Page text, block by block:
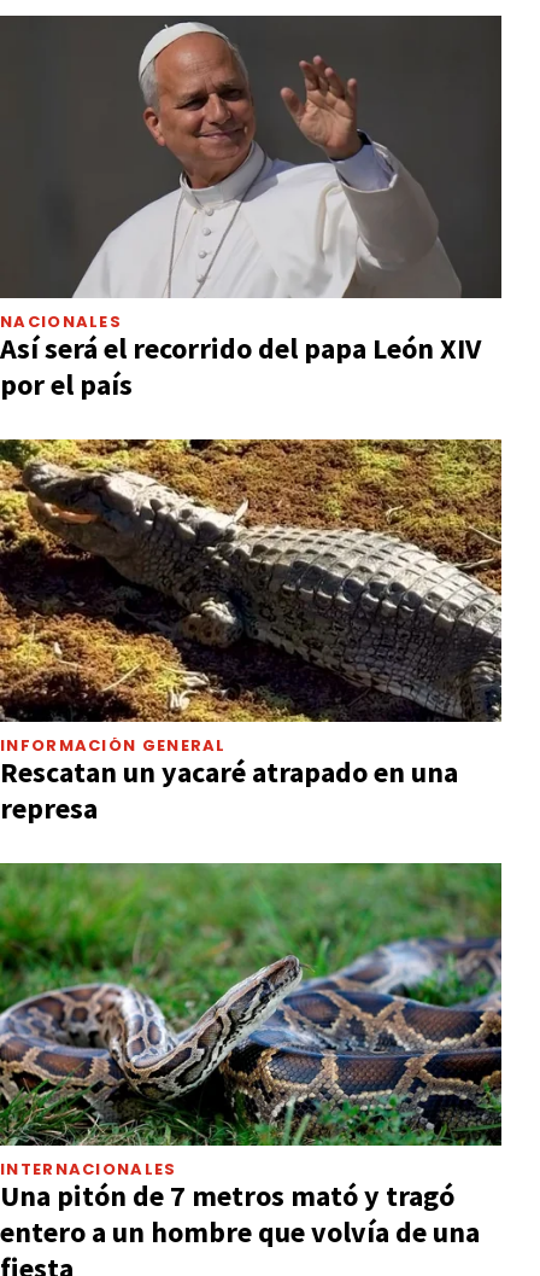
NACIONALES
Así será el recorrido del papa León XIV
por el país
INFORMACIÓN GENERAL
Rescatan un yacaré atrapado en una
represa
INTERNACIONALES
Una pitón de 7 metros mató y tragó
entero a un hombre que volvía de una
fiesta